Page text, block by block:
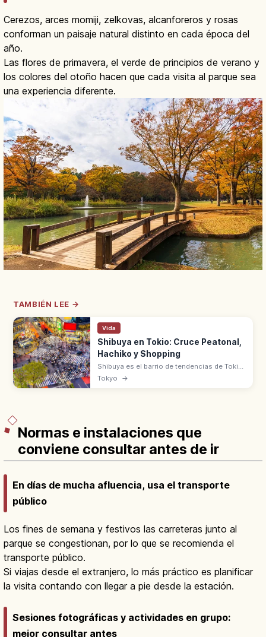
Cerezos, arces momiji, zelkovas, alcanforeros y rosas
conforman un paisaje natural distinto en cada época del
año.
Las flores de primavera, el verde de principios de verano y
los colores del otoño hacen que cada visita al parque sea
una experiencia diferente.
TAMBIÉN LEE →
Vida
Shibuya en Tokio: Cruce Peatonal,
Hachiko y Shopping
Shibuya es el barrio de tendencias de Tokio:
cruce peatonal Shibuya Scramble, estatua
de Hachiko, SHIBUYA109 y nuevos iconos
Tokyo →
Normas e instalaciones que
conviene consultar antes de ir
En días de mucha afluencia, usa el transporte
público
Los fines de semana y festivos las carreteras junto al
parque se congestionan, por lo que se recomienda el
transporte público.
Si viajas desde el extranjero, lo más práctico es planificar
la visita contando con llegar a pie desde la estación.
Sesiones fotográficas y actividades en grupo:
mejor consultar antes